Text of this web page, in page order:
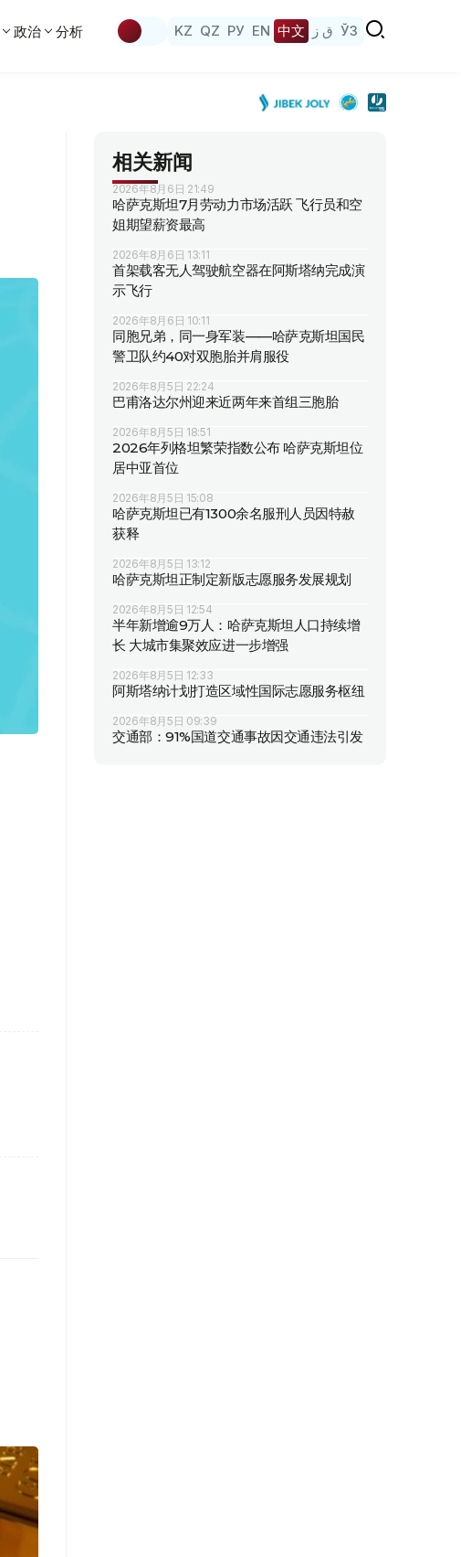
政治 分析 KZ QZ РУ EN 中文 ق ز ЎЗ
相关新闻
2026年8月6日 21:49
哈萨克斯坦7月劳动力市场活跃 飞行员和空
姐期望薪资最高
2026年8月6日 13:11
首架载客无人驾驶航空器在阿斯塔纳完成演
示飞行
2026年8月6日 10:11
同胞兄弟，同一身军装——哈萨克斯坦国民
警卫队约40对双胞胎并肩服役
2026年8月5日 22:24
巴甫洛达尔州迎来近两年来首组三胞胎
2026年8月5日 18:51
2026年列格坦繁荣指数公布 哈萨克斯坦位
居中亚首位
2026年8月5日 15:08
哈萨克斯坦已有1300余名服刑人员因特赦
获释
2026年8月5日 13:12
哈萨克斯坦正制定新版志愿服务发展规划
2026年8月5日 12:54
半年新增逾9万人：哈萨克斯坦人口持续增
长 大城市集聚效应进一步增强
2026年8月5日 12:33
阿斯塔纳计划打造区域性国际志愿服务枢纽
2026年8月5日 09:39
交通部：91%国道交通事故因交通违法引发